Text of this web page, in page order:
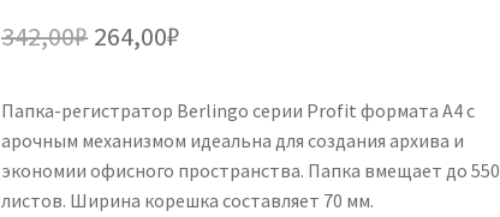
342,00₽ Первоначальная
составляла
342,00₽.
264,00₽
264,00₽.
Папка-регистратор Berlingo серии Profit формата А4 с
арочным механизмом идеальна для создания архива и
экономии офисного пространства. Папка вмещает до 550
листов. Ширина корешка составляет 70 мм.